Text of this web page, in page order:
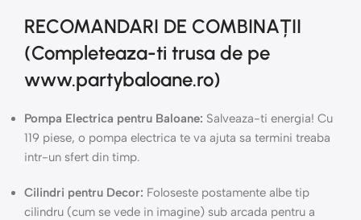
RECOMANDARI DE COMBINAȚII
(Completeaza-ti trusa de pe
www.partybaloane.ro)
Pompa Electrica pentru Baloane: Salveaza-ti energia! Cu
119 piese, o pompa electrica te va ajuta sa termini treaba
intr-un sfert din timp.
Cilindri pentru Decor: Foloseste postamente albe tip
cilindru (cum se vede in imagine) sub arcada pentru a